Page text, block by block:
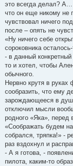
это всегда делал?
что он еще никому не
чувствовал ничего
после – опять не
«Ну ничего себе
сороковника
- в данный
то и хотел, чтобы
обычного.
Нервно крутя в руках
сообразить, что ему
зарождающееся в
отключил мысли
родного «Яка», перед
«Соображать будем
собрался, тряпка!» -
раз вздохнул и
- А я готова, -
пилота, каким-то